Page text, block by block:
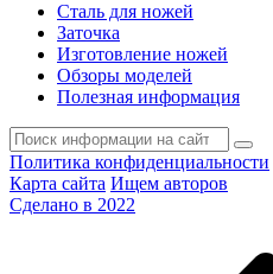
Сталь для ножей
Заточка
Изготовление ножей
Обзоры моделей
Полезная информация
Политика конфиденциальности
Карта сайта Ищем авторов
Сделано в 2022